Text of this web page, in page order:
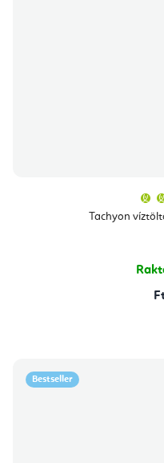
Tachyon
Bestseller